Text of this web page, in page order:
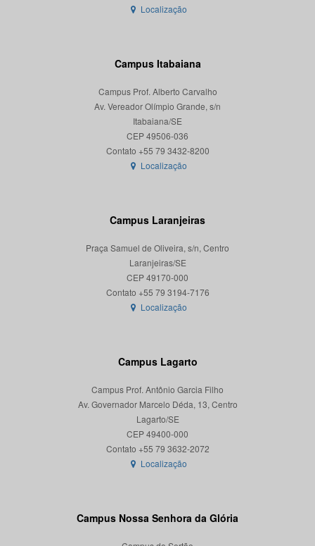
Localização
Campus Itabaiana
Campus Prof. Alberto Carvalho
Av. Vereador Olímpio Grande, s/n
Itabaiana/SE
CEP 49506-036
Localização
Campus Laranjeiras
Praça Samuel de Oliveira, s/n, Centro
Laranjeiras/SE
CEP 49170-000
Localização
Campus Lagarto
Campus Prof. Antônio Garcia Filho
Av. Governador Marcelo Déda, 13, Centro
Lagarto/SE
CEP 49400-000
Localização
Campus Nossa Senhora da Glória